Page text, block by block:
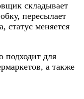
складывает
пересылает
статус меняется
подходит для
а также